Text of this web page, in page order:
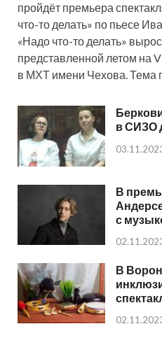
пройдёт премьера
что-то делать» по пьесе
«Надо что-то делать»
представленной летом на
в МХТ имени Чехова. Тема
в СИЗО
В
с
В